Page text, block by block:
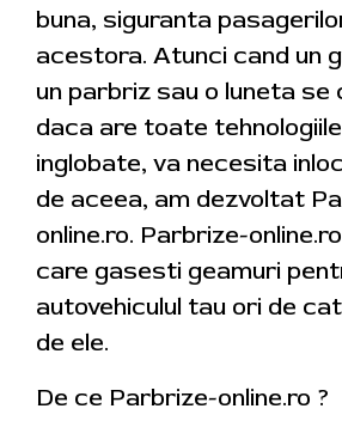
buna, siguranta
acestora. Atunci cand un
un parbriz sau o luneta se
daca are toate
inglobate, va necesita
de aceea, am dezvoltat
online.ro. Parbrize-
care gasesti geamuri
autovehiculul tau ori de
de ele.
De ce Parbrize-online.ro ?